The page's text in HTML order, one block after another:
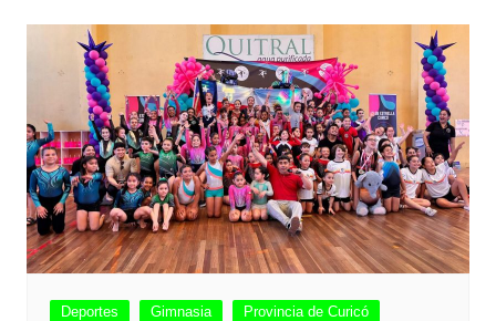
Deportes Gimnasia Provincia de Curicó